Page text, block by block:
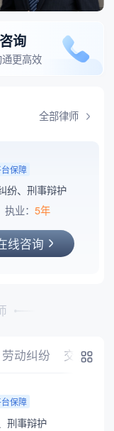
询
更高效
全部律师
保障
纷、刑事辩护
执业： 5年
线咨询
劳动纠纷 交通事故
保障
刑事辩护